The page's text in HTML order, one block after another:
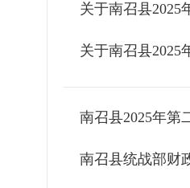
关于南召县2025
关于南召县2025
南召县2025年第
南召县统战部财